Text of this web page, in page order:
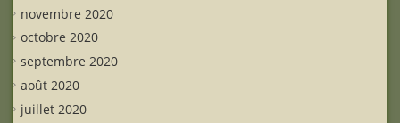
novembre 2020
octobre 2020
septembre 2020
août 2020
juillet 2020